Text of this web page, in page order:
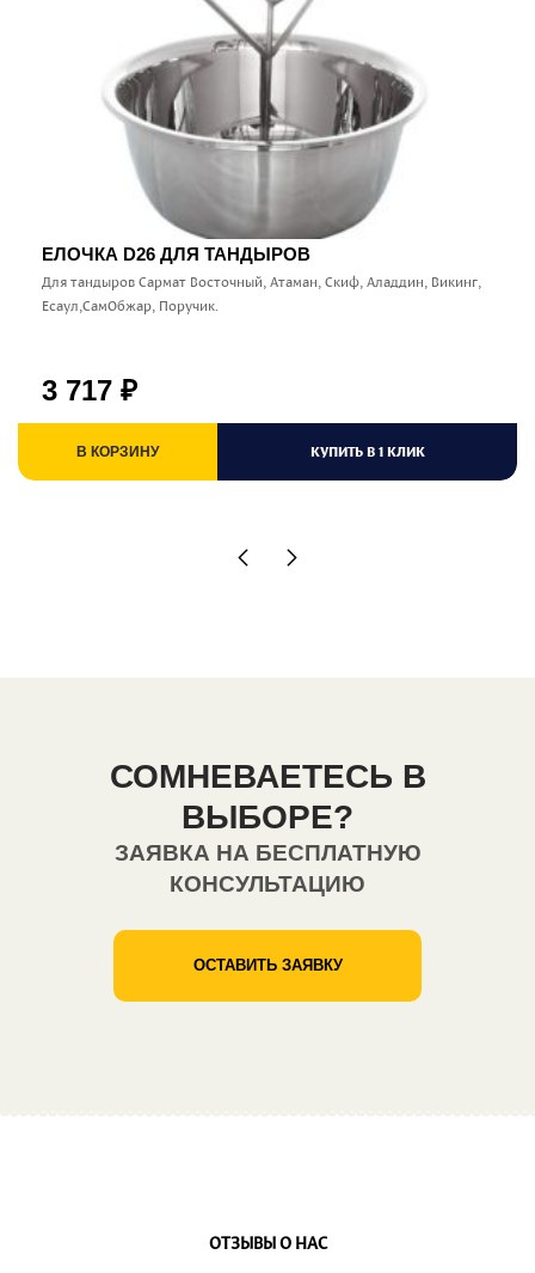
ЕЛОЧКА D26 ДЛЯ ТАНДЫРОВ
Для тандыров Сармат Восточный, Атаман, Скиф, Аладдин, Викинг,
Есаул,СамОбжар, Поручик.
3 717 ₽
В КОРЗИНУ КУПИТЬ В 1 КЛИК
СОМНЕВАЕТЕСЬ В
ВЫБОРЕ?
ЗАЯВКА НА БЕСПЛАТНУЮ
КОНСУЛЬТАЦИЮ
ОСТАВИТЬ ЗАЯВКУ
ОТЗЫВЫ О НАС